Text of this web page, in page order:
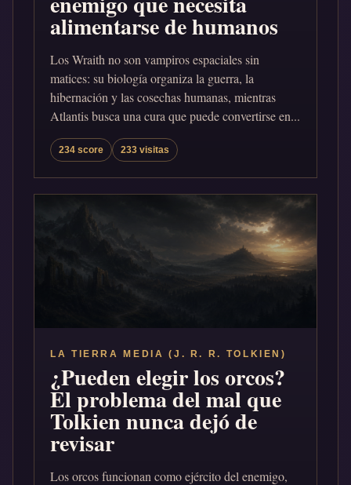
alimentarse de humanos
Los Wraith no son vampiros espaciales sin
matices: su biología organiza la guerra, la
hibernación y las cosechas humanas, mientras
Atlantis busca una cura que puede convertirse en...
234 score 233 visitas
LA TIERRA MEDIA (J. R. R. TOLKIEN)
¿Pueden elegir los orcos?
El problema del mal que
Tolkien nunca dejó de
revisar
Los orcos funcionan como ejército del enemigo,